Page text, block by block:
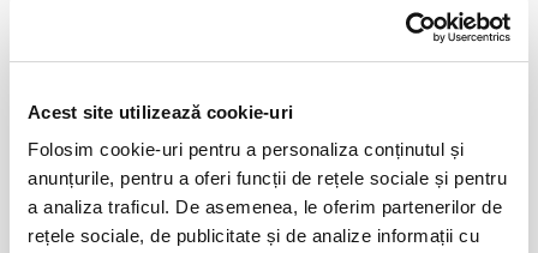
Acest site utilizează cookie-uri
Folosim cookie-uri pentru a personaliza conținutul și
anunțurile, pentru a oferi funcții de rețele sociale și pentru
a analiza traficul. De asemenea, le oferim partenerilor de
rețele sociale, de publicitate și de analize informații cu
0 evenimente in viitorul apropiat
anunta-ma pe email cand apare urmatorul eveniment la
Zenica